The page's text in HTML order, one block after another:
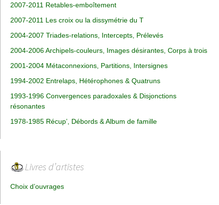
2007-2011 Retables-emboîtement
2007-2011 Les croix ou la dissymétrie du T
2004-2007 Triades-relations, Intercepts, Prélevés
2004-2006 Archipels-couleurs, Images désirantes, Corps à trois
2001-2004 Métaconnexions, Partitions, Intersignes
1994-2002 Entrelaps, Hétérophones & Quatruns
1993-1996 Convergences paradoxales & Disjonctions
résonantes
1978-1985 Récup’, Débords & Album de famille
Livres d’artistes
Choix d’ouvrages